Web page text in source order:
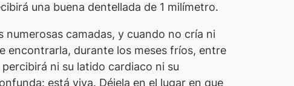
una buena dentellada de 1 milímetro.
camadas, y cuando no cría ni
encontrarla, durante los meses fríos, entre
ni su latido cardiaco ni su
está viva. Déjela en el lugar en que